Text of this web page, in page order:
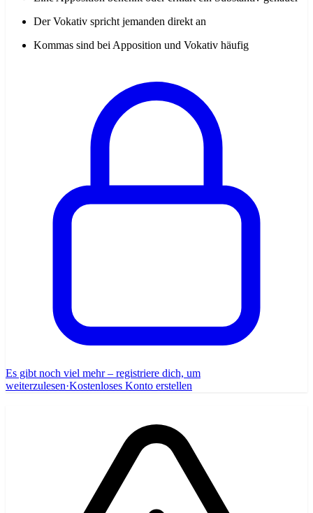
Der Vokativ spricht jemanden direkt an
Kommas sind bei Apposition und Vokativ häufig
Es gibt noch viel mehr – registriere dich, um
weiterzulesen·Kostenloses Konto erstellen